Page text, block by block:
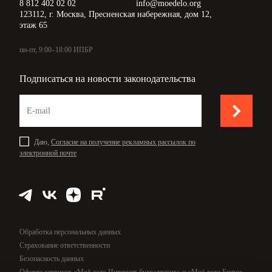
8 812 402 02 02
info@moedelo.org
123112, г. Москва, Пресненская набережная, дом 12,
этаж 65
пн-пт, 9:00–18:00 ИПБР
Подписаться на новости законодательства
Даю, Согласие на получение рекламных рассылок по
электронной почте
Обработка персональных данных
Страхование ответственности
Безопасность данных